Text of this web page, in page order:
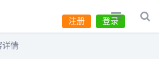
登录
注册
详情